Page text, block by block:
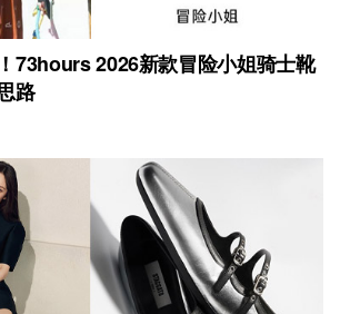
73hours 2026新款冒险小姐骑士靴
路